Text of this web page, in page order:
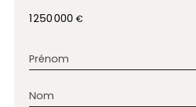
1 250 000 €
Prénom
Nom